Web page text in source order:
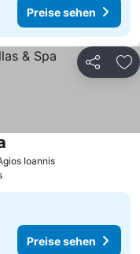
Preise sehen
Teilen
IoannisPreise sehen
Preise sehen